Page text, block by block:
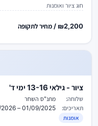
חוג ציור ואומנות
₪2,200 / מחיר לתקופה
ציור - גילאי 13-16 ימי ד'
שלוחה:
מתנ"ס השחר
תאריכים:
01/09/2025 – 30/06/2026
אומנות